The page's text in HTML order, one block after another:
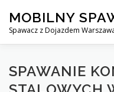
content
MOBILNY
Spawacz z Dojazdem
MOBILNY SPAWACZ
SPAWANIE